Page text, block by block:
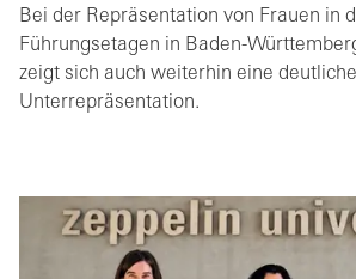
Bei der Repräsentation von Frauen in
Führungsetagen in Baden-
zeigt sich auch weiterhin eine deutliche
Unterrepräsentation.